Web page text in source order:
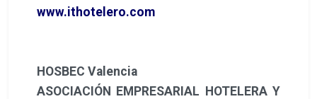
www.ithotelero.com
HOSBEC Valencia
ASOCIACIÓN EMPRESARIAL HOTELERA Y